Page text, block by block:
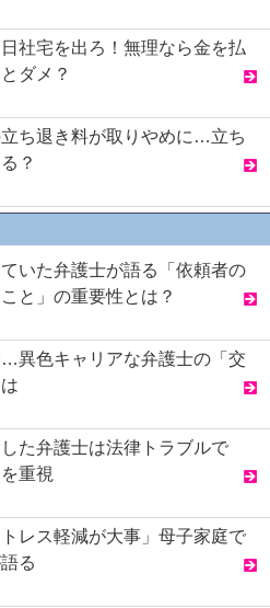
社宅を出ろ！無理なら金を払
ダメ？
ち退き料が取りやめに…立ち
？
いた弁護士が語る「依頼者の
と」の重要性とは？
異色キャリアな弁護士の「交
た弁護士は法律トラブルで
重視
トレス軽減が大事」母子家庭で
る